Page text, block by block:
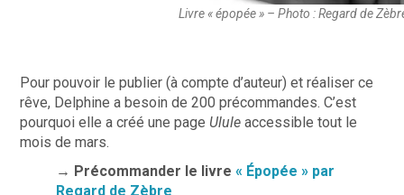
Livre « épopée » – Photo : Regard de
Pour pouvoir le publier (à compte d’auteur) et réaliser ce
rêve, Delphine a besoin de 200 précommandes. C’est
pourquoi elle a créé une page Ulule accessible tout le
mois de mars.
→ Précommander le livre« Épopée » par
Regard de Zèbre